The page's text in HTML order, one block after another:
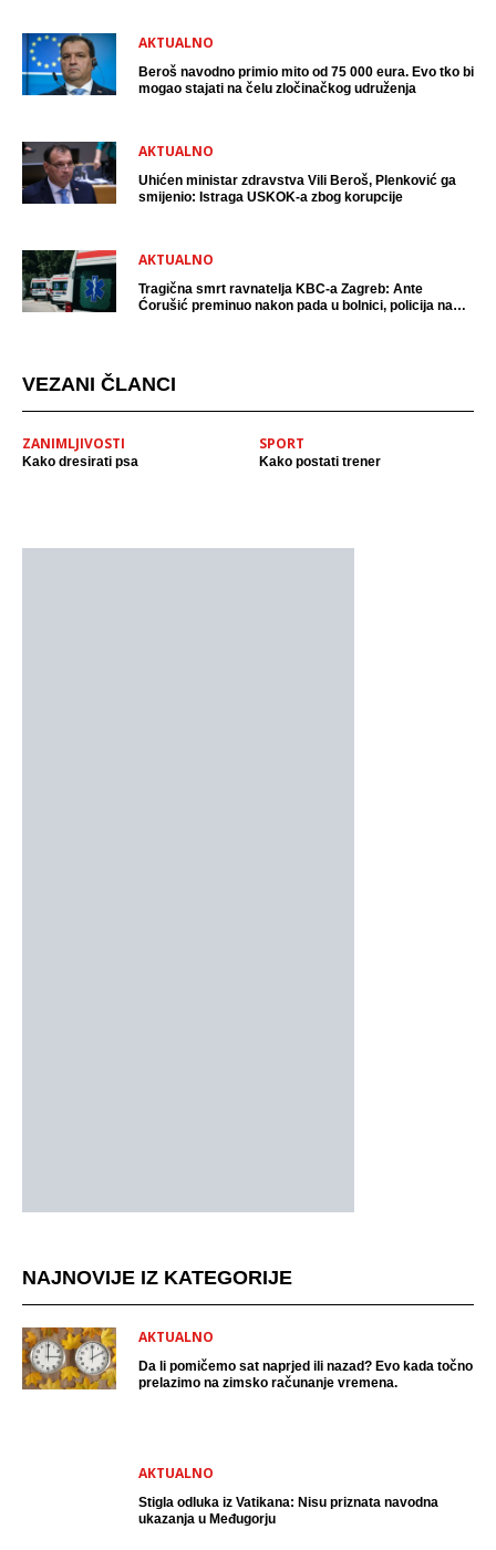
AKTUALNO
Beroš navodno primio mito od 75 000 eura. Evo tko bi
mogao stajati na čelu zločinačkog udruženja
AKTUALNO
Uhićen ministar zdravstva Vili Beroš, Plenković ga
smijenio: Istraga USKOK-a zbog korupcije
AKTUALNO
Tragična smrt ravnatelja KBC-a Zagreb: Ante
Ćorušić preminuo nakon pada u bolnici, policija na
VEZANI ČLANCI
ZANIMLJIVOSTI
Kako dresirati psa
SPORT
Kako postati trener
NAJNOVIJE IZ KATEGORIJE
AKTUALNO
Da li pomičemo sat naprjed ili nazad? Evo kada točno
prelazimo na zimsko računanje vremena.
AKTUALNO
Stigla odluka iz Vatikana: Nisu priznata navodna
ukazanja u Međugorju